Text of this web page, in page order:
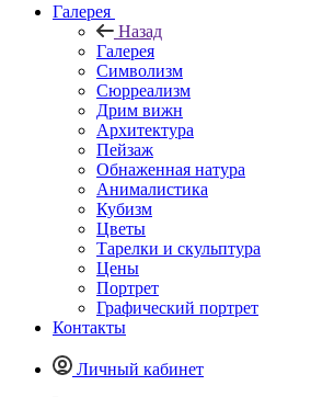
Галерея
Назад
Галерея
Символизм
Сюрреализм
Дрим вижн
Архитектура
Пейзаж
Обнаженная натура
Анималистика
Кубизм
Цветы
Тарелки и скульптура
Цены
Портрет
Графический портрет
Контакты
Личный кабинет